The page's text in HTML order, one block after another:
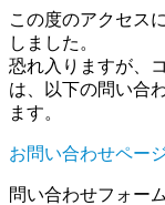
この度のアクセス
しました。
恐れ入りますが、
は、以下の問い合
ます。
お問い合わせペー
問い合わせフォー